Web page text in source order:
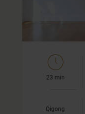
23 min
Qigong